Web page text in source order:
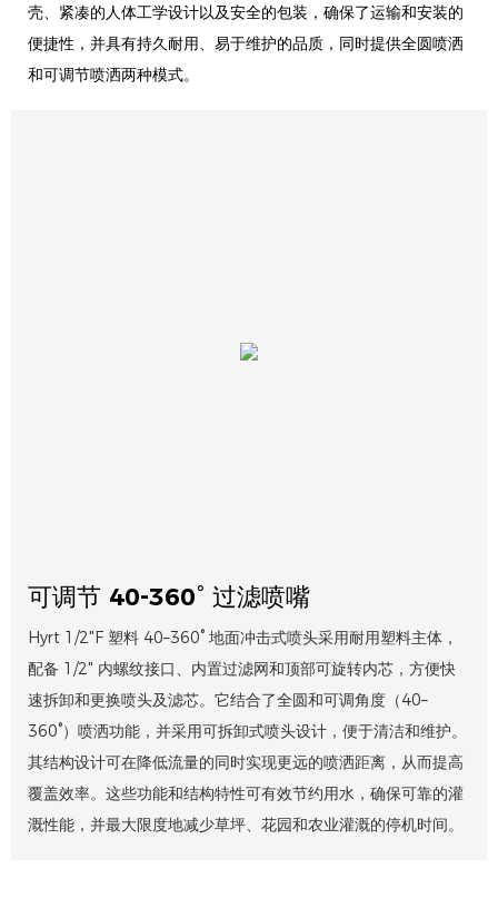
壳、紧凑的人体工学设计以及安全的包装，确保了运输和安装的
便捷性，并具有持久耐用、易于维护的品质，同时提供全圆喷洒
和可调节喷洒两种模式。
可调节 40-360° 过滤喷嘴
Hyrt 1/2"F 塑料 40–360° 地面冲击式喷头采用耐用塑料主体，
配备 1/2" 内螺纹接口、内置过滤网和顶部可旋转内芯，方便快
速拆卸和更换喷头及滤芯。它结合了全圆和可调角度（40–
360°）喷洒功能，并采用可拆卸式喷头设计，便于清洁和维护。
其结构设计可在降低流量的同时实现更远的喷洒距离，从而提高
覆盖效率。这些功能和结构特性可有效节约用水，确保可靠的灌
溉性能，并最大限度地减少草坪、花园和农业灌溉的停机时间。